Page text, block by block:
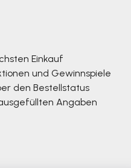
Einkauf
und Gewinnspiele
den Bestellstatus
Angaben